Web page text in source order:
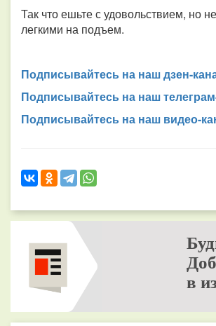
Так что ешьте с удовольствием, но
легкими на подъем.
Подписывайтесь на наш дзен-
Подписывайтесь на наш
Подписывайтесь на наш видео-
в